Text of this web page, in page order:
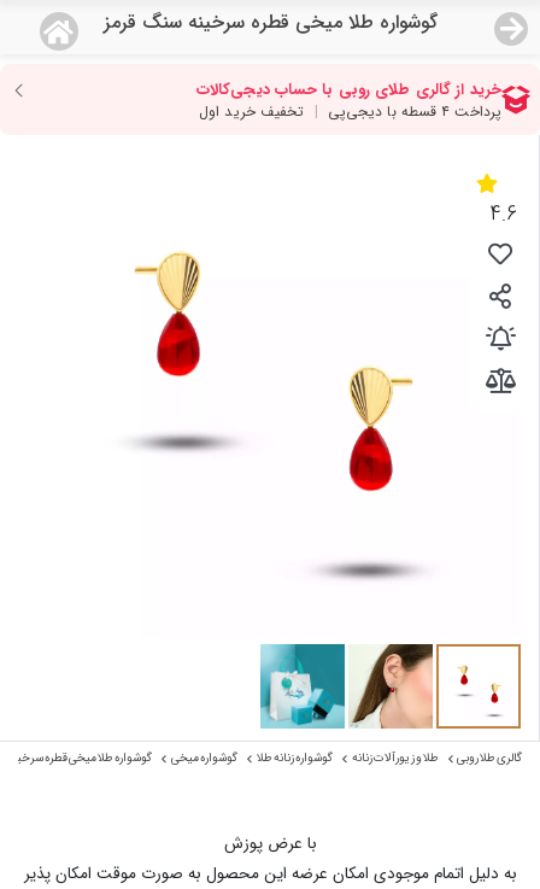
گوشواره طلا میخی قطره سرخینه سنگ قرمز
منو
صفحه اصلی
دسته بندی محصولات
نمایندگی ها
مجله روبی
درباره ما
4.6
گالری طلا روبی طلا و زیورآلات زنانه گوشواره زنانه طلا گوشواره میخی گوشواره طلا میخی قطره سرخینه
با عرض پوزش
به دلیل اتمام موجودی امکان عرضه این محصول به صورت موقت امکان پذیر